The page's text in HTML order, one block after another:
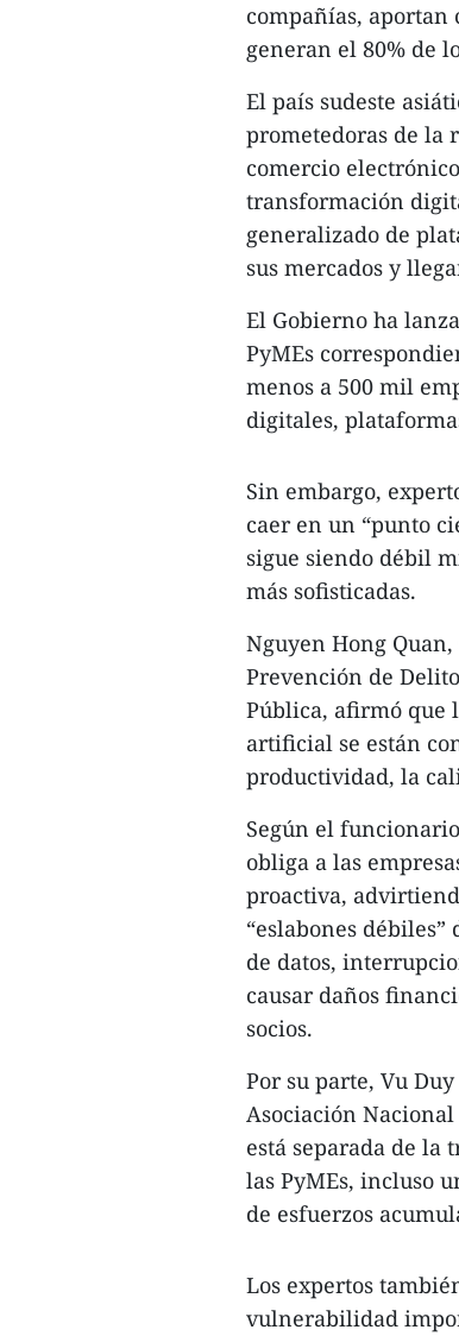
compañías, aportan
generan el 80% de
El país sudeste
prometedoras de la
comercio
transformación
generalizado de
sus mercados y
El Gobierno ha
PyMEs
menos a 500 mil
digitales,
Sin embargo,
caer en un “punto
sigue siendo débil
más sofisticadas.​
Nguyen Hong
Prevención de
Pública, afirmó que
artificial se están
productividad, la
Según el
obliga a las
proactiva,
“eslabones
de datos,
causar daños
socios.​
Por su parte, Vu
Asociación
está separada de la
las PyMEs, incluso
de esfuerzos
Los expertos
vulnerabilidad